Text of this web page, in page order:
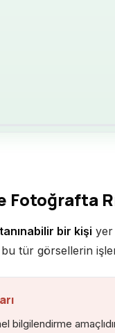
Fotoğrafta
tanınabilir bir kişi yer
tür görsellerin
bilgilendirme